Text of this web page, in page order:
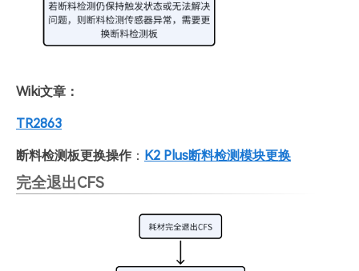
Wiki文章：
TR2863
断料检测板更换操作 ： K2 Plus断料检测模块更换
完全退出CFS